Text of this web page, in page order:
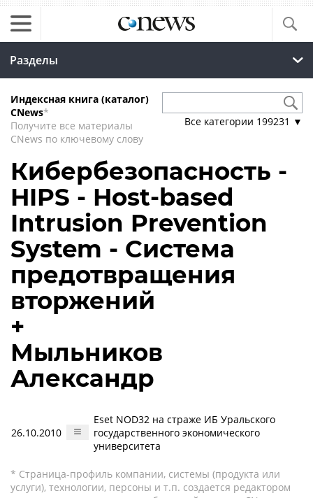
Разделы
Индексная книга (каталог)
CNews*
Получите все материалы
CNews по ключевому слову
Все категории 199231 ▼
Кибербезопасность -
HIPS - Host-based
Intrusion Prevention
System - Система
предотвращения
вторжений
+
Мыльников
Александр
26.10.2010
Eset NOD32 на страже ИБ Уральского
государственного экономического
университета
* Страница-профиль компании, системы (продукта или
услуги), технологии, персоны и т.п. создается редактором